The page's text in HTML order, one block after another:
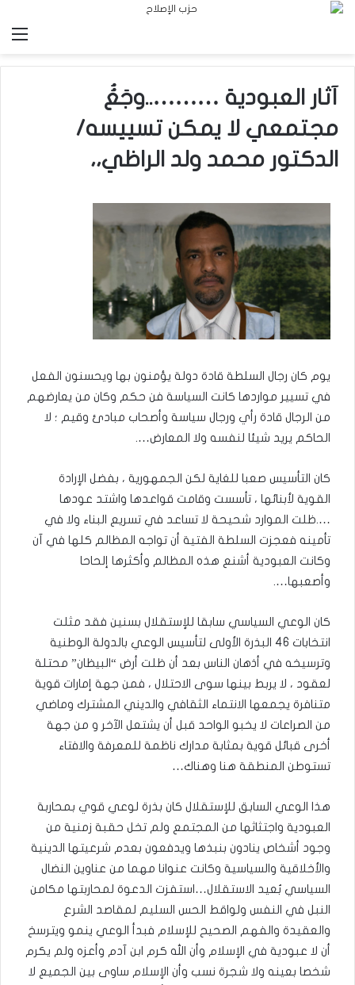
آثار العبودية ………..وجَعُُ
مجتمعي لا يمكن تسييسه/
الدكتور محمد ولد الراظي،،
يوم كان رجال السلطة قادة دولة يؤمنون بها ويحسنون الفعل
في تسيير مواردها كانت السياسة فن حكم وكان من يعارضهم
من الرجال قادة رأي ورجال سياسة وأصحاب مبادئ وقيم ؛ لا
الحاكم يريد شيئا لنفسه ولا المعارض….
كان التأسيس صعبا للغاية لكن الجمهورية ، بفضل الإرادة
القوية لأبنائها ، تأسست وقامت قواعدها واشتد عودها
….ظلت الموارد شحيحة لا تساعد في تسريع البناء ولا في
تأمينه فعجزت السلطة الفتية أن تواجه المظالم كلها في آن
وكانت العبودية أشنع هذه المظالم وأكثرها إلحاحا
وأصعبها….
كان الوعي السياسي سابقا للإستقلال بسنين فقد مثلت
انتخابات 46 البذرة الأولى لتأسيس الوعي بالدولة الوطنية
وترسيخه في أذهان الناس بعد أن ظلت أرض “البيظان” محتلة
لعقود ، لا يربط بينها سوى الاحتلال ، فمن جهة إمارات قوية
متنافرة يجمعها الانتماء الثقافي والديني المشترك وماضي
من الصراعات لا يخبو الواحد قبل أن يشتعل الآخر و من جهة
أخرى قبائل قوية بمثابة مدارك ناظمة للمعرفة والافتاء
تستوطن المنطقة هنا وهناك…
هذا الوعي السابق للإستقلال كان بذرة لوعي قوي بمحاربة
العبودية واجتثاثها من المجتمع ولم تخل حقبة زمنية من
وجود أشخاص ينادون بنبذها ويدفعون بعدم شرعيتها الدينية
والأخلاقية والسياسية وكانت عنوانا مهما من عناوين النضال
السياسي بُعيد الاستقلال…استفزت الدعوة لمحاربتها مكامن
النبل في النفس ولواقط الحس السليم لمقاصد الشرع
والعقيدة والفهم الصحيح للإسلام فبدأ الوعي ينمو ويترسخ
أن لا عبودية في الإسلام وأن الله كرم ابن آدم وأعزه ولم يكرم
شخصا بعينه ولا شجرة نسب وأن الإسلام ساوى بين الجميع لا